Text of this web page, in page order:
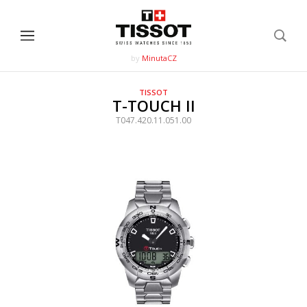
by MinutaCZ
TISSOT
T-TOUCH II
T047.420.11.051.00